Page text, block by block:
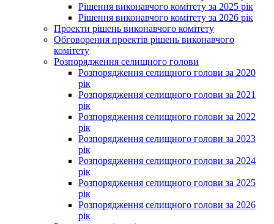
Рішення виконавчого комітету за 2025 рік
Рішення виконавчого комітету за 2026 рік
Проекти рішень виконавчого комітету
Обговорення проектів рішень виконавчого
комітету
Розпорядження селищного голови
Розпорядження селищного голови за 2020
рік
Розпорядження селищного голови за 2021
рік
Розпорядження селищного голови за 2022
рік
Розпорядження селищного голови за 2023
рік
Розпорядження селищного голови за 2024
рік
Розпорядження селищного голови за 2025
рік
Розпорядження селищного голови за 2026
рік